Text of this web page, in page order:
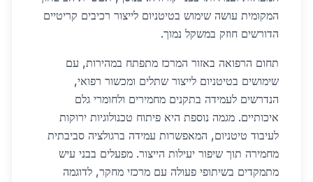
המקומית עושה שימוש בטיטניום לייצור רכיבים קריטיים
הדורשים חוזק במשקל נמוך.
תחום הרפואה באזור המרכז מתפתח במהירות, עם
שימושים בטיטניום לייצור שתלים ומכשור רפואי,
הנדרשים לעמידה בתקנים מחמירים ולחומרי גלם
איכותיים. מגמה נוספת היא פיתוח טכנולוגיות ירוקות
לעיבוד טיטניום, המאפשרות עמידה ברגולציה סביבתית
מחמירה תוך שיפור יעילות הייצור. מפעלים בבני עיש
מתמקדים בשיתופי פעולה עם מרכזי מחקר, לדוגמה